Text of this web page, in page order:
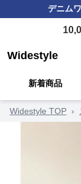
デニム
Widestyle
新着商品
Widestyle TOP ›